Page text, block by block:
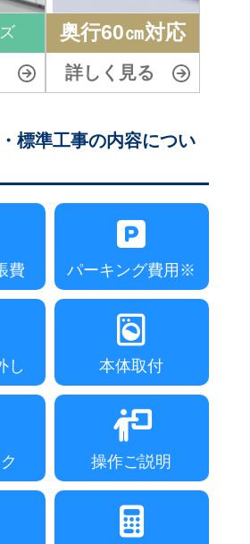
奥行60㎝対応
詳しく見る
標準工事の内容につい
費 パーキング費用※
し 本体取付
操作ご説明